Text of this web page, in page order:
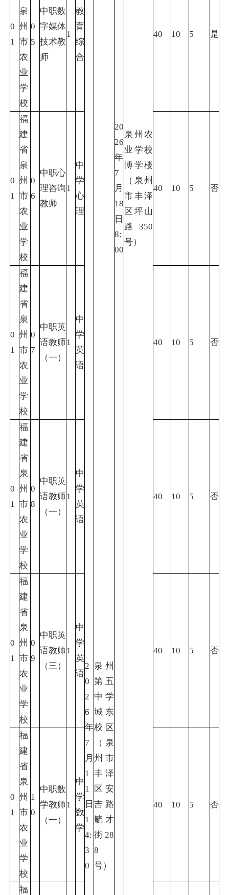
2
0
2
6
年
7
月
1
1
日
1
4:
3
0
泉州
第五
中学
城东
校区
（泉
州市
丰泽
区安
吉路
毓才
街28
8
号）
20
26
年
7
月
18
日
8:
00
泉州农
业学校
博学楼
（泉州
市丰泽
区坪山
路350
号）
0
1
泉
州
市
农
业
学
校
0
5
中职数
字媒体
技术教
师
1
教
育
综
合
40 10 5 是
0
1
福
建
省
泉
州
市
农
业
学
校
0
6
中职心
理咨询
教师
1
中
学
心
理
40 10 5 否
0
1
福
建
省
泉
州
市
农
业
学
校
0
7
中职英
语教师
（一）
1
中
学
英
语
40 10 5 否
0
1
福
建
省
泉
州
市
农
业
学
校
0
8
中职英
语教师
（一）
1
中
学
英
语
40 10 5 否
0
1
福
建
省
泉
州
市
农
业
学
校
0
9
中职英
语教师
（三）
1
中
学
英
语
40 10 5 否
0
1
福
建
省
泉
州
市
农
业
学
校
1
0
中职数
学教师
（一）
1
中
学
数
学
40 10 5 否
福